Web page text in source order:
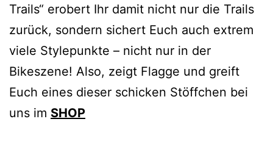
Trails“ erobert Ihr damit nicht nur die Trails
zurück, sondern sichert Euch auch extrem
viele Stylepunkte – nicht nur in der
Bikeszene! Also, zeigt Flagge und greift
Euch eines dieser schicken Stöffchen bei
uns im SHOP